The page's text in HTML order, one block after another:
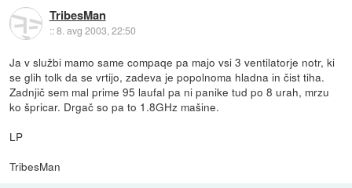
TribesMan
::8. avg 2003, 22:50
Ja v službi mamo same compaqe pa majo vsi 3 ventilatorje notr, ki
se glih tolk da se vrtijo, zadeva je popolnoma hladna in čist tiha.
Zadnjič sem mal prime 95 laufal pa ni panike tud po 8 urah, mrzu
ko špricar. Drgač so pa to 1.8GHz mašine.
LP
TribesMan